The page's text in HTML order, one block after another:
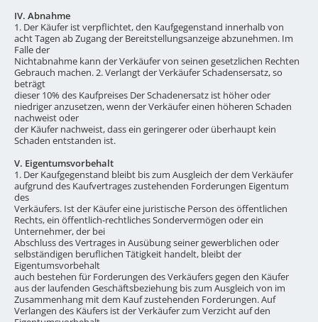
IV. Abnahme
1. Der Käufer ist verpflichtet, den Kaufgegenstand innerhalb von
acht Tagen ab Zugang der Bereitstellungsanzeige abzunehmen. Im
Falle der
Nichtabnahme kann der Verkäufer von seinen gesetzlichen Rechten
Gebrauch machen. 2. Verlangt der Verkäufer Schadensersatz, so
beträgt
dieser 10% des Kaufpreises Der Schadenersatz ist höher oder
niedriger anzusetzen, wenn der Verkäufer einen höheren Schaden
nachweist oder
der Käufer nachweist, dass ein geringerer oder überhaupt kein
Schaden entstanden ist.
V. Eigentumsvorbehalt
1. Der Kaufgegenstand bleibt bis zum Ausgleich der dem Verkäufer
aufgrund des Kaufvertrages zustehenden Forderungen Eigentum
des
Verkäufers. Ist der Käufer eine juristische Person des öffentlichen
Rechts, ein öffentlich-rechtliches Sondervermögen oder ein
Unternehmer, der bei
Abschluss des Vertrages in Ausübung seiner gewerblichen oder
selbständigen beruflichen Tätigkeit handelt, bleibt der
Eigentumsvorbehalt
auch bestehen für Forderungen des Verkäufers gegen den Käufer
aus der laufenden Geschäftsbeziehung bis zum Ausgleich von im
Zusammenhang mit dem Kauf zustehenden Forderungen. Auf
Verlangen des Käufers ist der Verkäufer zum Verzicht auf den